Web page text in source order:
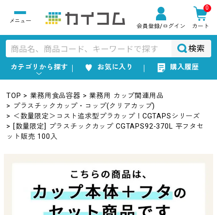
会員登録/ログイン
0
カート
検索
カテゴリから探す お気に入り 購入履歴
TOP 業務用食品容器
業務用 カップ関連用品
プラスチックカップ・コップ(クリアカップ)
＜数量限定＞コスト追求型プラカップ！CGTAPSシリーズ
[数量限定] プラスチックカップ CGTAPS92-370L 平フタセ
ット販売 100入